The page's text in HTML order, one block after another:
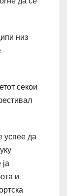
низ
секои
успее да
и